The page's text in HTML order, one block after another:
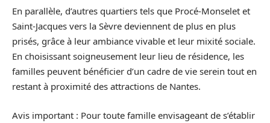
En parallèle, d’autres quartiers tels que Procé-Monselet et
Saint-Jacques vers la Sèvre deviennent de plus en plus
prisés, grâce à leur ambiance vivable et leur mixité sociale.
En choisissant soigneusement leur lieu de résidence, les
familles peuvent bénéficier d’un cadre de vie serein tout en
restant à proximité des attractions de Nantes.
Avis important : Pour toute famille envisageant de s’établir